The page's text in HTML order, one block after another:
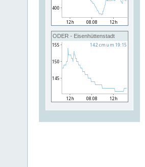
ODER - Eisenhüttenstadt